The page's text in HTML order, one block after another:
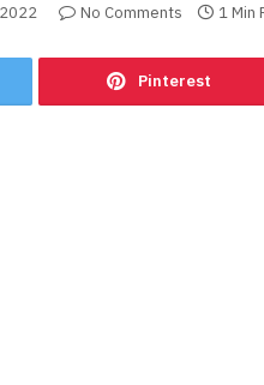
No Comments 1 Min
Pinterest